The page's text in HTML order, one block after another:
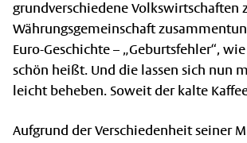
grundverschiedene Volkswirtschaften
Währungsgemeinschaft
Euro-Geschichte – „Geburtsfehler“,
schön heißt. Und die lassen sich nun
leicht beheben. Soweit der kalte
Aufgrund der Verschiedenheit seiner